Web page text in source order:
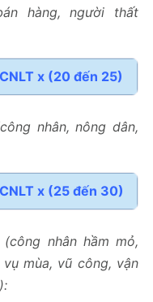
hàng, người thất
x (20 đến 25)
nhân, nông dân,
x (25 đến 30)
nhân hầm mỏ,
mùa, vũ công, vận